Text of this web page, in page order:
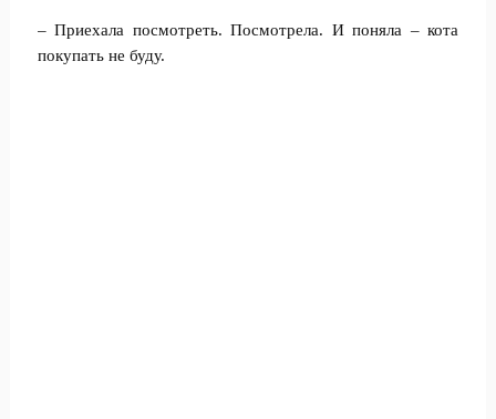
– Приехала посмотреть. Посмотрела. И поняла – кота
покупать не буду.